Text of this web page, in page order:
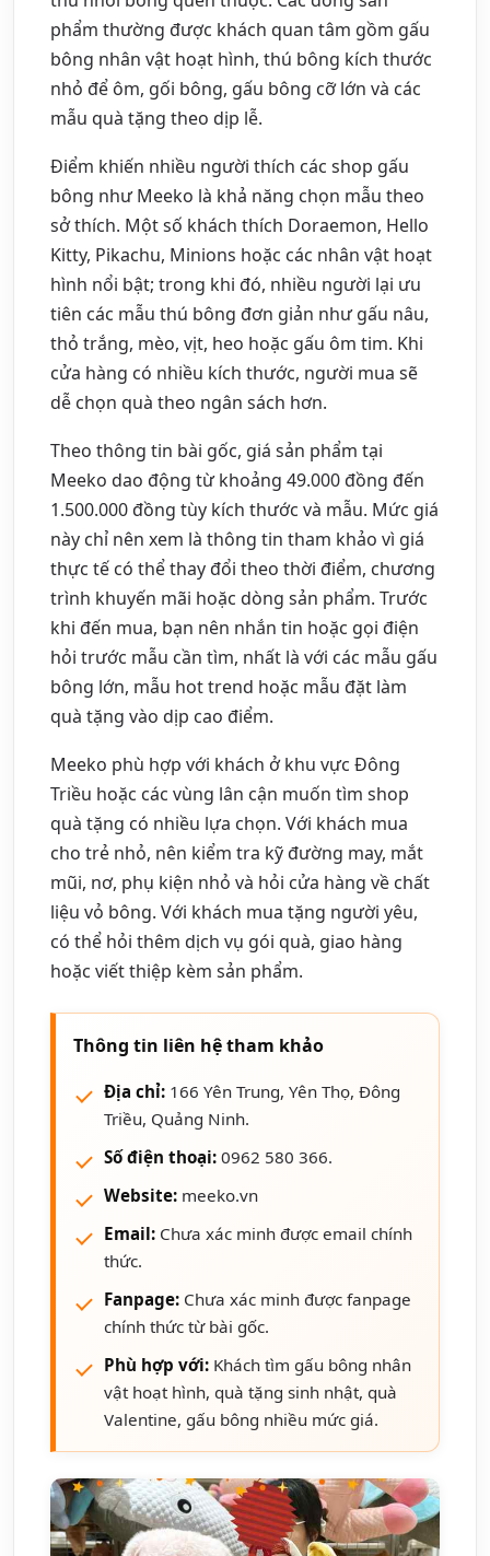
phẩm thường được khách quan tâm gồm gấu
bông nhân vật hoạt hình, thú bông kích thước
nhỏ để ôm, gối bông, gấu bông cỡ lớn và các
mẫu quà tặng theo dịp lễ.
Điểm khiến nhiều người thích các shop gấu
bông như Meeko là khả năng chọn mẫu theo
sở thích. Một số khách thích Doraemon, Hello
Kitty, Pikachu, Minions hoặc các nhân vật hoạt
hình nổi bật; trong khi đó, nhiều người lại ưu
tiên các mẫu thú bông đơn giản như gấu nâu,
thỏ trắng, mèo, vịt, heo hoặc gấu ôm tim. Khi
cửa hàng có nhiều kích thước, người mua sẽ
dễ chọn quà theo ngân sách hơn.
Theo thông tin bài gốc, giá sản phẩm tại
Meeko dao động từ khoảng 49.000 đồng đến
1.500.000 đồng tùy kích thước và mẫu. Mức giá
này chỉ nên xem là thông tin tham khảo vì giá
thực tế có thể thay đổi theo thời điểm, chương
trình khuyến mãi hoặc dòng sản phẩm. Trước
khi đến mua, bạn nên nhắn tin hoặc gọi điện
hỏi trước mẫu cần tìm, nhất là với các mẫu gấu
bông lớn, mẫu hot trend hoặc mẫu đặt làm
quà tặng vào dịp cao điểm.
Meeko phù hợp với khách ở khu vực Đông
Triều hoặc các vùng lân cận muốn tìm shop
quà tặng có nhiều lựa chọn. Với khách mua
cho trẻ nhỏ, nên kiểm tra kỹ đường may, mắt
mũi, nơ, phụ kiện nhỏ và hỏi cửa hàng về chất
liệu vỏ bông. Với khách mua tặng người yêu,
có thể hỏi thêm dịch vụ gói quà, giao hàng
hoặc viết thiệp kèm sản phẩm.
Thông tin liên hệ tham khảo
Địa chỉ: 166 Yên Trung, Yên Thọ, Đông
Triều, Quảng Ninh.
Số điện thoại: 0962 580 366.
Website: meeko.vn
Email: Chưa xác minh được email chính
thức.
Fanpage: Chưa xác minh được fanpage
chính thức từ bài gốc.
Phù hợp với: Khách tìm gấu bông nhân
vật hoạt hình, quà tặng sinh nhật, quà
Valentine, gấu bông nhiều mức giá.